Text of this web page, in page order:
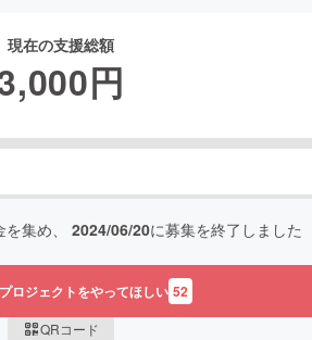
現在の支援総額
円
集め、 2024/06/20に募集を終了しました
ロジェクトをやってほしい 52
QRコード